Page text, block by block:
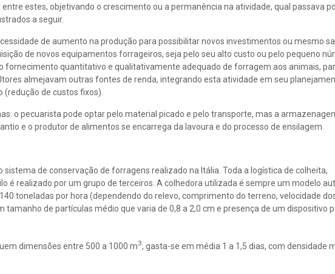
estes, objetivando o crescimento ou a permanência na atividade, qual passava
a seguir.
de aumento na produção para possibilitar novos investimentos ou mesmo
de novos equipamentos forrageiros, seja pelo seu alto custo ou pelo pequeno
fornecimento quantitativo e qualitativamente adequado de forragem aos animais,
almejavam outras fontes de renda, integrando esta atividade em seu
de custos fixos).
o pecuarista pode optar pelo material picado e pelo transporte, mas a
e o produtor de alimentos se encarrega da lavoura e do processo de ensilagem.
de conservação de forragens realizado na Itália. Toda a logística de colheita,
é realizado por um grupo de terceiros. A colhedora utilizada é sempre um modelo
toneladas por hora (dependendo do relevo, comprimento do terreno, velocidade
de partículas médio que varia de 0,8 a 2,0 cm e presença de um dispositivo
dimensões entre 500 a 1000 m3, gasta-se em média 1 a 1,5 dias, com densidade